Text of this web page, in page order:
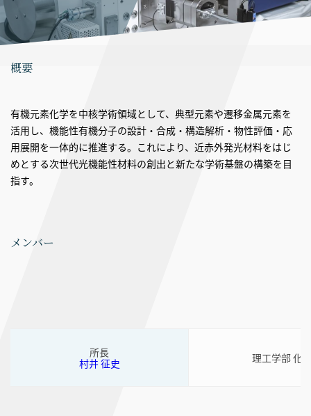
概要
有機元素化学を中核学術領域として、典型元素や遷移金属元素を
活用し、機能性有機分子の設計・合成・構造解析・物性評価・応
用展開を一体的に推進する。これにより、近赤外発光材料をはじ
めとする次世代光機能性材料の創出と新たな学術基盤の構築を目
指す。
メンバー
所長
村井 征史
理工学部 化